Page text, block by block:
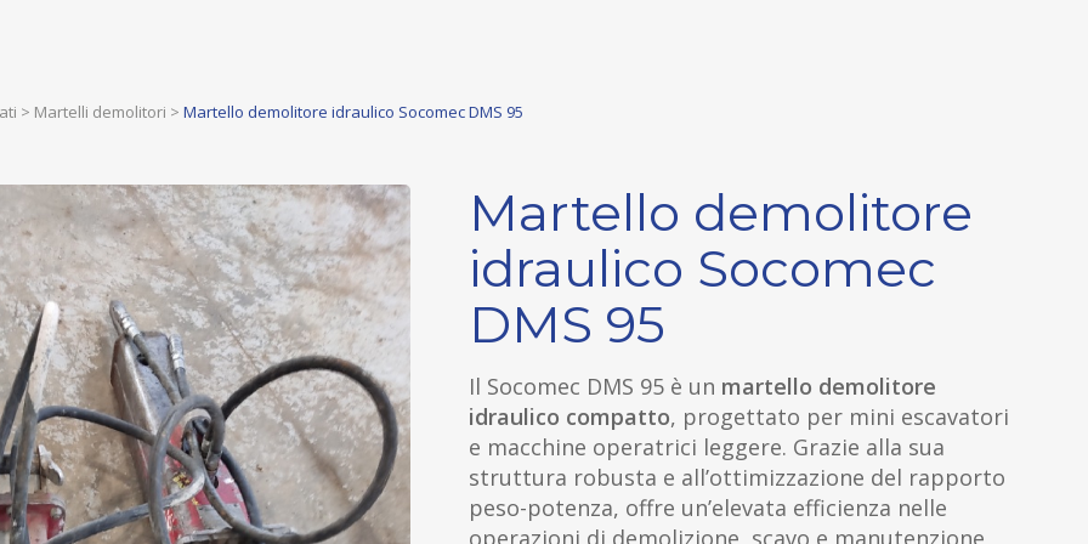
> Martelli demolitori > Martello demolitore idraulico Socomec DMS 95
Martello demolitore
idraulico Socomec
DMS 95
Il Socomec DMS 95 è un martello demolitore
idraulico compatto, progettato per mini escavatori
e macchine operatrici leggere. Grazie alla sua
struttura robusta e all’ottimizzazione del rapporto
peso-potenza, offre un’elevata efficienza nelle
operazioni di demolizione, scavo e manutenzione